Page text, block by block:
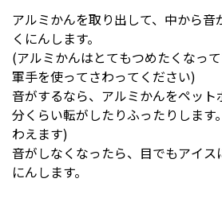
アルミかんを取り出して、中から
くにんします。
(アルミかんはとてもつめたくなっ
軍手を使ってさわってください)
音がするなら、アルミかんをペッ
分くらい転がしたりふったりします
わえます)
音がしなくなったら、目でもアイス
にんします。